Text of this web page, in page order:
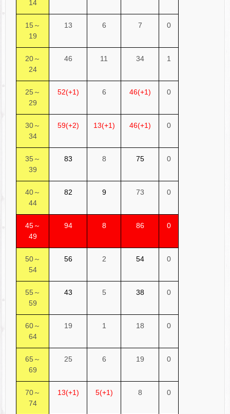
14
15～
19
13 6 7 0
20～
24
46 11 34 1
25～
29
52(+1) 6 46(+1) 0
30～
34
59(+2) 13(+1) 46(+1) 0
35～
39
83 8 75 0
40～
44
82 9 73 0
45～
49
94 8 86 0
50～
54
56 2 54 0
55～
59
43 5 38 0
60～
64
19 1 18 0
65～
69
25 6 19 0
70～
74
13(+1) 5(+1) 8 0